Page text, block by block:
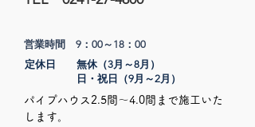
営業時間 9：00～18：00
定休日 無休（3月～8月）
​ 日・祝日（9月～2月）
パイプハウス2.5間～4.0間まで施工いた
します。